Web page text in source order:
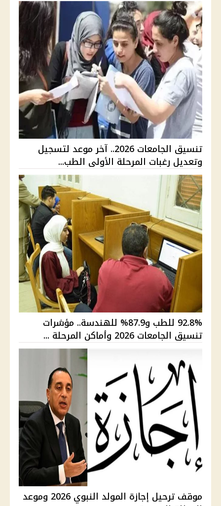
تنسيق الجامعات 2026.. آخر موعد لتسجيل
وتعديل رغبات المرحلة الأولى الطب...
92.8% للطب و87.9% للهندسة.. مؤشرات
تنسيق الجامعات 2026 وأماكن المرحلة ...
موقف ترحيل إجازة المولد النبوي 2026 وموعد